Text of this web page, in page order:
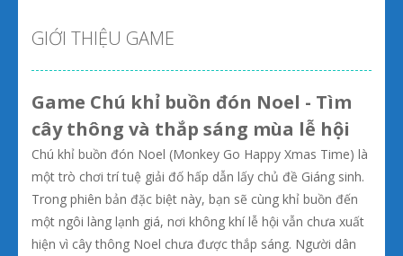
GIỚI THIỆU GAME
Game Chú khỉ buồn đón Noel - Tìm
cây thông và thắp sáng mùa lễ hội
Chú khỉ buồn đón Noel (Monkey Go Happy Xmas Time) là
một trò chơi trí tuệ giải đố hấp dẫn lấy chủ đề Giáng sinh.
Trong phiên bản đặc biệt này, bạn sẽ cùng khỉ buồn đến
một ngôi làng lạnh giá, nơi không khí lễ hội vẫn chưa xuất
hiện vì cây thông Noel chưa được thắp sáng. Người dân